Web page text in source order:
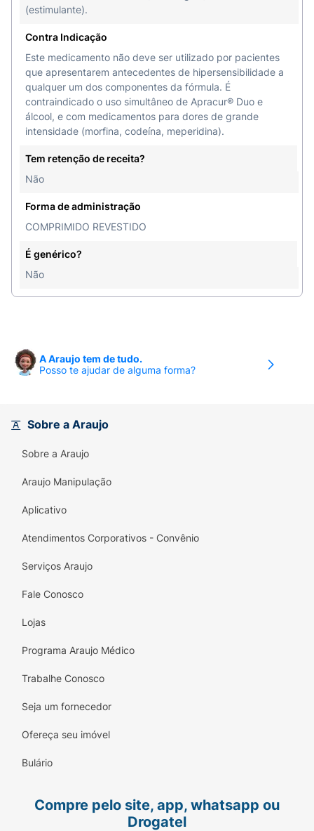
(estimulante).
Contra Indicação
Este medicamento não deve ser utilizado por pacientes
que apresentarem antecedentes de hipersensibilidade a
qualquer um dos componentes da fórmula. É
contraindicado o uso simultâneo de Apracur® Duo e
álcool, e com medicamentos para dores de grande
intensidade (morfina, codeína, meperidina).
Tem retenção de receita?
Não
Forma de administração
COMPRIMIDO REVESTIDO
É genérico?
Não
A Araujo tem de tudo.
Posso te ajudar de alguma forma?
Sobre a Araujo
Sobre a Araujo
Araujo Manipulação
Aplicativo
Atendimentos Corporativos - Convênio
Serviços Araujo
Fale Conosco
Lojas
Programa Araujo Médico
Trabalhe Conosco
Seja um fornecedor
Ofereça seu imóvel
Bulário
Compre pelo site, app, whatsapp ou
Drogatel